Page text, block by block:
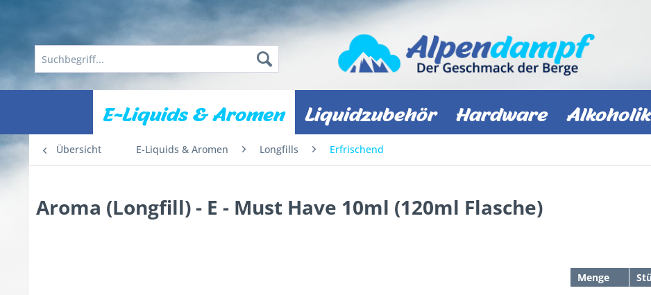
E-Liquids & Aromen Liquidzubehör Hardware
Übersicht E-Liquids & Aromen Longfills Erfrischend
Aroma (Longfill) - E - Must Have 10ml (120ml Flasche)
Menge